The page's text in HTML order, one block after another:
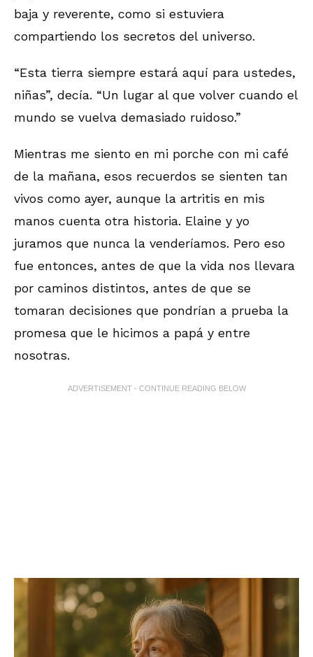
baja y reverente, como si estuviera
compartiendo los secretos del universo.
“Esta tierra siempre estará aquí para ustedes,
niñas”, decía. “Un lugar al que volver cuando el
mundo se vuelva demasiado ruidoso.”
Mientras me siento en mi porche con mi café
de la mañana, esos recuerdos se sienten tan
vivos como ayer, aunque la artritis en mis
manos cuenta otra historia. Elaine y yo
juramos que nunca la venderíamos. Pero eso
fue entonces, antes de que la vida nos llevara
por caminos distintos, antes de que se
tomaran decisiones que pondrían a prueba la
promesa que le hicimos a papá y entre
nosotras.
ADVERTISEMENT - CONTINUE READING BELOW